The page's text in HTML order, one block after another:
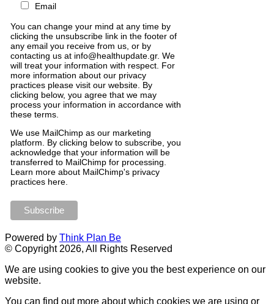
Email
You can change your mind at any time by
clicking the unsubscribe link in the footer of
any email you receive from us, or by
contacting us at info@healthupdate.gr. We
will treat your information with respect. For
more information about our privacy
practices please visit our website. By
clicking below, you agree that we may
process your information in accordance with
these terms.
We use MailChimp as our marketing
platform
By clicking below to subscribe you
acknowledge that your information will be
transferred to MailChimp for processing
Learn more about MailChimp's privacy
practices here
Powered by Think Plan Be
© Copyright 2026, All Rights Reserved
We are using cookies to give you the best experience on our
website.
You can find out more about which cookies we are using or